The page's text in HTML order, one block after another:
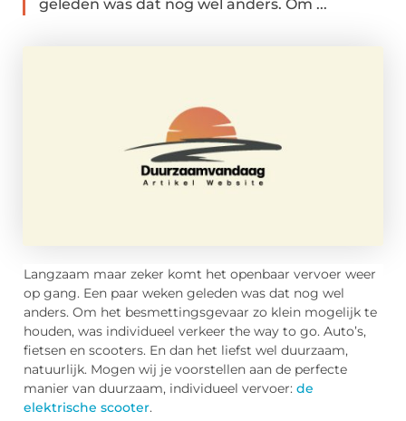
geleden was dat nog wel anders. Om ...
Langzaam maar zeker komt het openbaar vervoer weer
op gang. Een paar weken geleden was dat nog wel
anders. Om het besmettingsgevaar zo klein mogelijk te
houden, was individueel verkeer the way to go. Auto’s,
fietsen en scooters. En dan het liefst wel duurzaam,
natuurlijk. Mogen wij je voorstellen aan de perfecte
manier van duurzaam, individueel vervoer: de
elektrische scooter.